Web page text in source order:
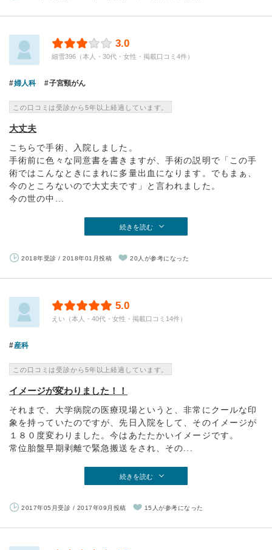
3.0
細雪396（本人・30代・女性・掲載口コミ4件）
婦人科 子宮頸がん
この口コミは受診から5年以上経過しています。
大丈夫
こちらで手術、入院しました。
手術前に色々な同意書を書きますが、手術の説明で「この手
術ではこんなときにまれに多量出血になります。でもまぁ、
今のところないので大丈夫です」と言われました。
今の世の中...
続きを読む
2018年受診 / 2018年01月投稿 20人が参考になった
5.0
えい（本人・40代・女性・掲載口コミ14件）
産科
この口コミは受診から5年以上経過しています。
イメージが変わりました！！
それまで、大学病院の医療現場というと、非常にクールな印
象を持っていたのですが、先日入院をして、そのイメージが
１８０度変わりました。今はあたたかいイメージです。
常位胎盤早期剥離で緊急搬送をされ、その...
続きを読む
2017年05月受診 / 2017年09月投稿 15人が参考になった